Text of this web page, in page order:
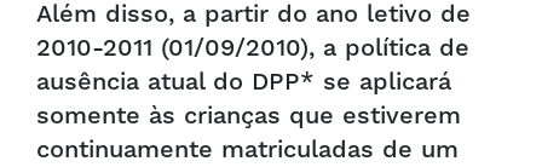
Além disso, a partir do ano letivo de
2010-2011 (01/09/2010), a política de
ausência atual do DPP* se aplicará
somente às crianças que estiverem
continuamente matriculadas de um